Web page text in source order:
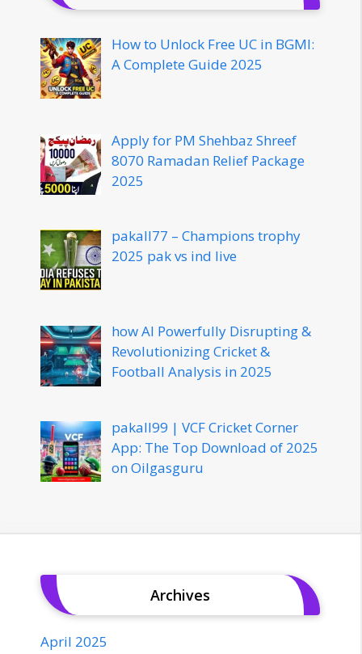
How to Unlock Free UC in BGMI:
A Complete Guide 2025
Apply for PM Shehbaz Shreef
8070 Ramadan Relief Package
2025
pakall77 – Champions trophy
2025 pak vs ind live
how AI Powerfully Disrupting &
Revolutionizing Cricket &
Football Analysis in 2025
pakall99 | VCF Cricket Corner
App: The Top Download of 2025
on Oilgasguru
Archives
April 2025